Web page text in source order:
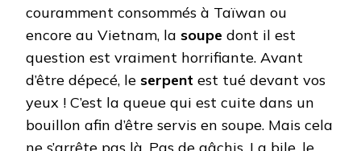
couramment consommés à Taïwan ou
encore au Vietnam, la soupe dont il est
question est vraiment horrifiante. Avant
d’être dépecé, le serpent est tué devant vos
yeux ! C’est la queue qui est cuite dans un
bouillon afin d’être servis en soupe. Mais cela
ne s’arrête pas là. Pas de gâchis. La bile, le